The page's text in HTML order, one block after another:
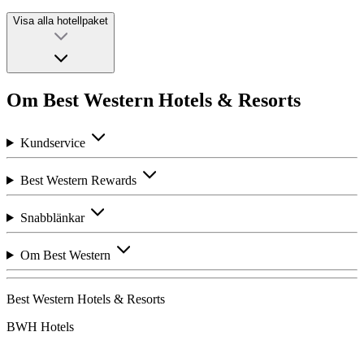
Visa alla hotellpaket
Om Best Western Hotels & Resorts
Kundservice
Best Western Rewards
Snabblänkar
Om Best Western
Best Western Hotels & Resorts
BWH Hotels